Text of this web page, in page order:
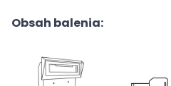
Obsah balenia: